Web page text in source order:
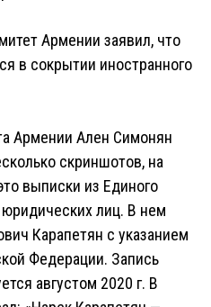
Армении заявил, что
в сокрытии иностранного
Армении Ален Симонян
скриншотов, на
выписки из Единого
юридических лиц. В нем
Карапетян с указанием
Федерации. Запись
августом 2020 г. В